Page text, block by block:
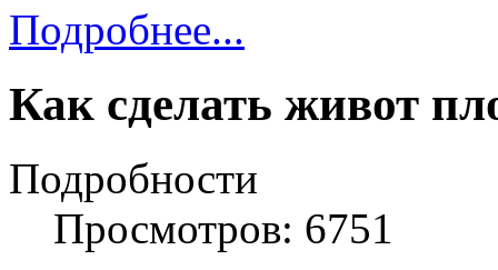
Подробнее...
Как сделать живот
Подробности
Просмотров: 6751